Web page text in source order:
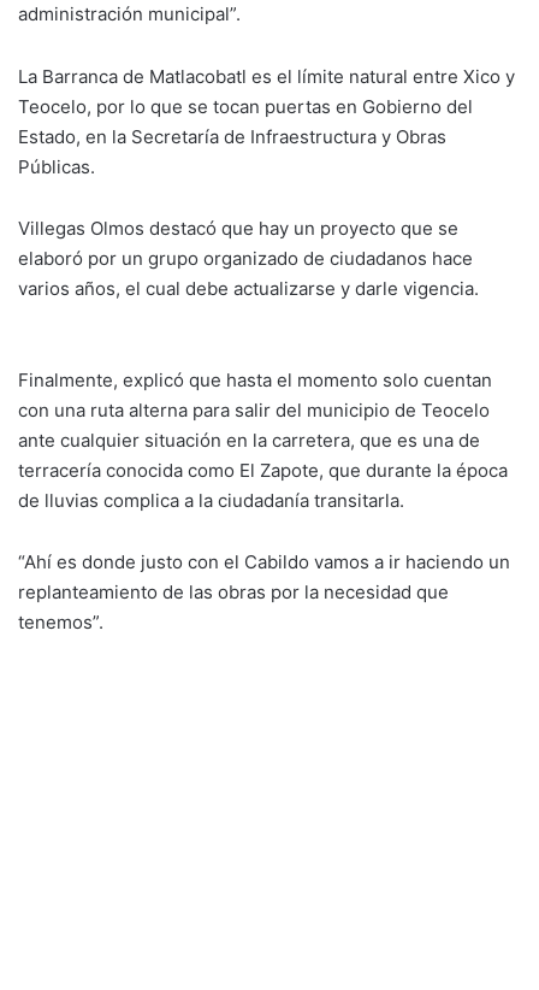
administración municipal”.
La Barranca de Matlacobatl es el límite natural entre Xico y
Teocelo, por lo que se tocan puertas en Gobierno del
Estado, en la Secretaría de Infraestructura y Obras
Públicas.
Villegas Olmos destacó que hay un proyecto que se
elaboró por un grupo organizado de ciudadanos hace
varios años, el cual debe actualizarse y darle vigencia.
Finalmente, explicó que hasta el momento solo cuentan
con una ruta alterna para salir del municipio de Teocelo
ante cualquier situación en la carretera, que es una de
terracería conocida como El Zapote, que durante la época
de lluvias complica a la ciudadanía transitarla.
“Ahí es donde justo con el Cabildo vamos a ir haciendo un
replanteamiento de las obras por la necesidad que
tenemos”.